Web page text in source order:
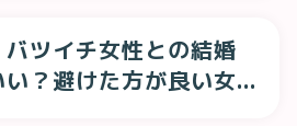
バツイチ女性との結婚
？避けた方が良い女